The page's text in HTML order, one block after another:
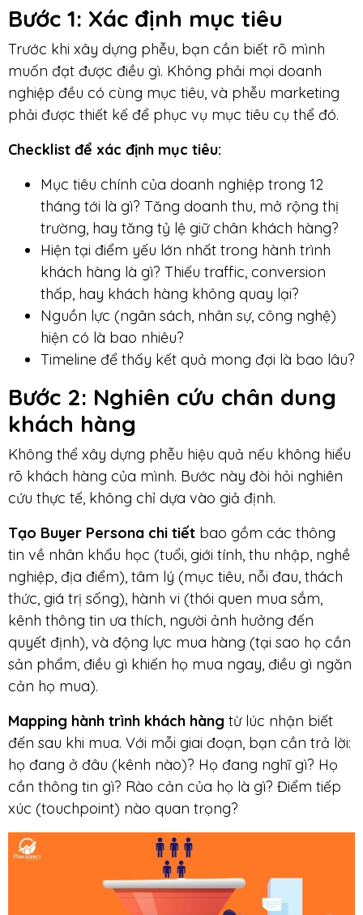
Bước 1: Xác định mục tiêu
Trước khi xây dựng phễu, bạn cần biết rõ mình
muốn đạt được điều gì. Không phải mọi doanh
nghiệp đều có cùng mục tiêu, và phễu marketing
phải được thiết kế để phục vụ mục tiêu cụ thể đó.
Checklist để xác định mục tiêu:
Mục tiêu chính của doanh nghiệp trong 12
tháng tới là gì? Tăng doanh thu, mở rộng thị
trường, hay tăng tỷ lệ giữ chân khách hàng?
Hiện tại điểm yếu lớn nhất trong hành trình
khách hàng là gì? Thiếu traffic, conversion
thấp, hay khách hàng không quay lại?
Nguồn lực (ngân sách, nhân sự, công nghệ)
hiện có là bao nhiêu?
Timeline để thấy kết quả mong đợi là bao lâu?
Bước 2: Nghiên cứu chân dung
khách hàng
Không thể xây dựng phễu hiệu quả nếu không hiểu
rõ khách hàng của mình. Bước này đòi hỏi nghiên
cứu thực tế, không chỉ dựa vào giả định.
Tạo Buyer Persona chi tiết bao gồm các thông
tin về nhân khẩu học (tuổi, giới tính, thu nhập, nghề
nghiệp, địa điểm), tâm lý (mục tiêu, nỗi đau, thách
thức, giá trị sống), hành vi (thói quen mua sắm,
kênh thông tin ưa thích, người ảnh hưởng đến
quyết định), và động lực mua hàng (tại sao họ cần
sản phẩm, điều gì khiến họ mua ngay, điều gì ngăn
cản họ mua).
Mapping hành trình khách hàng từ lúc nhận biết
đến sau khi mua. Với mỗi giai đoạn, bạn cần trả lời:
họ đang ở đâu (kênh nào)? Họ đang nghĩ gì? Họ
cần thông tin gì? Rào cản của họ là gì? Điểm tiếp
xúc (touchpoint) nào quan trọng?